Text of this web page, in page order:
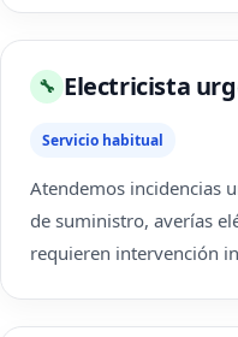
🔧 Electricista
Servicio habitual
Atendemos incidencias
de suministro, averías
requieren intervención